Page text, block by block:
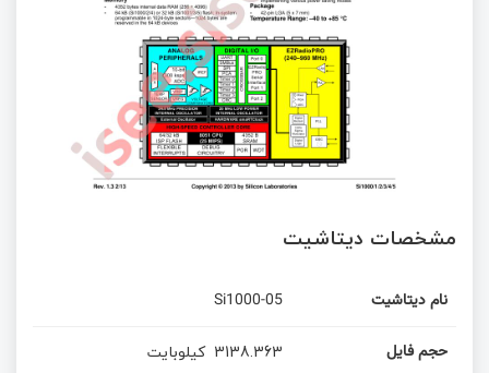
مشخصات دیتاشیت
نام دیتاشیت Si1000-05
حجم فایل 3138.363 کیلوبایت